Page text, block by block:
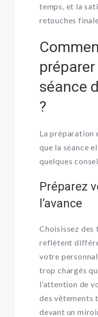
temps, et la
retouches
séance
?
La préparation
que la séance
quelques
Préparez
l’avance
Choisissez des
reflètent
votre
trop chargés
l’attention de
des vêtements
devant un